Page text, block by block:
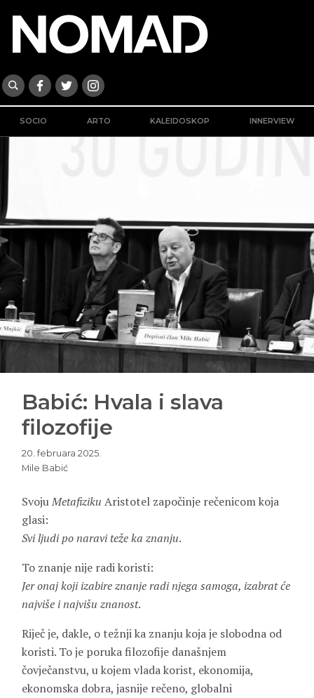
SOCIO ARTO KALEIDOSKOP INNERVIEW
Babić: Hvala i slava
filozofije
20. februara 2025.
Mile Babić
SvojuMetafiziku Aristotel započinje rečenicom koja
glasi:
Svi ljudi po naravi teže ka znanju.
To znanje nije radi koristi:
Jer onaj koji izabire znanje radi njega samoga, izabrat će
najviše i najvišu znanost.
Riječ je, dakle, o težnji ka znanju koja je slobodna od
koristi. To je poruka filozofije današnjem
čovječanstvu, u kojem vlada korist, ekonomija,
ekonomska dobra, jasnije rečeno, globalni